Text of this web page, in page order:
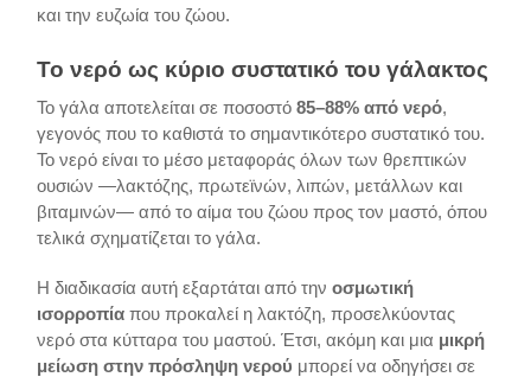
και την ευζωία του ζώου.
Το νερό ως κύριο συστατικό του γάλακτος
Το γάλα αποτελείται σε ποσοστό85–88% από νερό,
γεγονός που το καθιστά το σημαντικότερο συστατικό του.
Το νερό είναι το μέσο μεταφοράς όλων των θρεπτικών
ουσιών —λακτόζης, πρωτεϊνών, λιπών, μετάλλων και
βιταμινών— από το αίμα του ζώου προς τον μαστό, όπου
τελικά σχηματίζεται το γάλα.
Η διαδικασία αυτή εξαρτάται από τηνοσμωτική
ισορροπία που προκαλεί η λακτόζη, προσελκύοντας
νερό στα κύτταρα του μαστού. Έτσι, ακόμη και μια μικρή
μείωση στην πρόσληψη νερού μπορεί να οδηγήσει σε